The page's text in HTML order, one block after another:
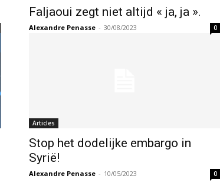
Faljaoui zegt niet altijd « ja, ja ».
Alexandre Penasse - 30/08/2023 0
Articles
Stop het dodelijke embargo in
Syrië!
Alexandre Penasse - 10/05/2023 0